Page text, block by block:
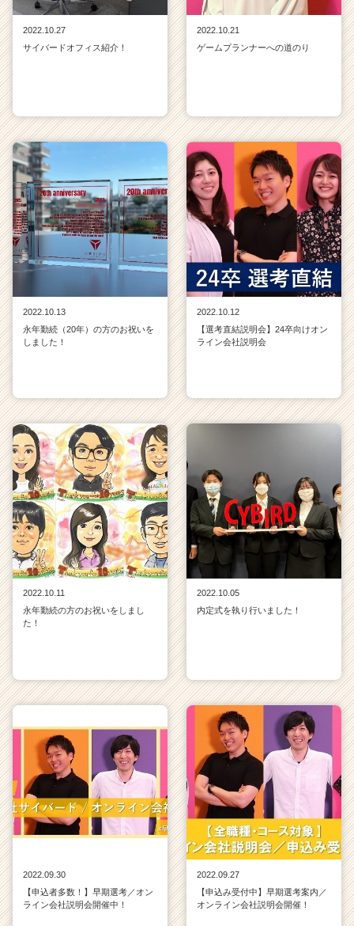
2022.10.27
サイバードオフィス紹介！
2022.10.21
ゲームプランナーへの道のり
2022.10.13
永年勤続（20年）の方のお祝いを
しました！
2022.10.12
【選考直結説明会】24卒向けオン
ライン会社説明会
2022.10.11
永年勤続の方のお祝いをしまし
た！
2022.10.05
内定式を執り行いました！
2022.09.30
【申込者多数！】早期選考／オン
ライン会社説明会開催中！
2022.09.27
【申込み受付中】早期選考案内／
オンライン会社説明会開催！